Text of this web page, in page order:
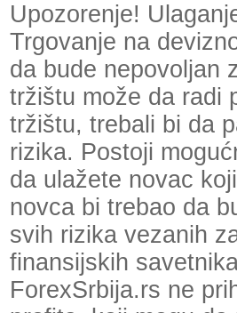
Upozorenje!
Trgovanje na
da bude nepovoljan
tržištu može da radi
tržištu, trebali bi da
rizika. Postoji
da ulažete novac
novca bi trebao da
svih rizika vezanih
finansijskih
ForexSrbija.rs ne